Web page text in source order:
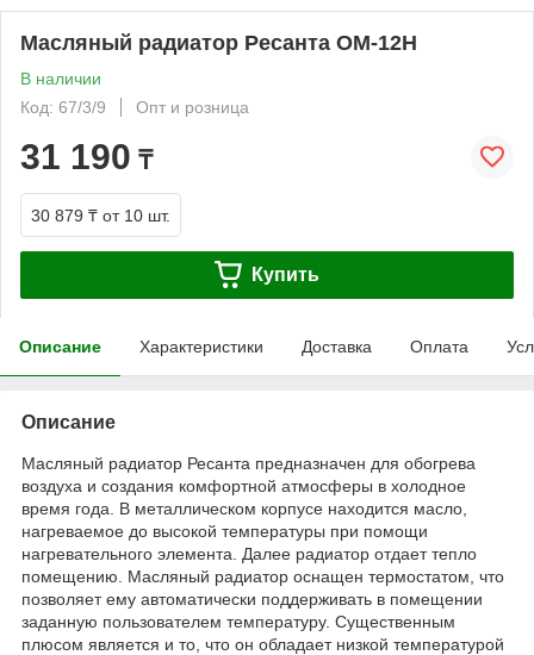
Масляный радиатор Ресанта ОМ-12Н
В наличии
Код: 67/3/9
Опт и розница
31 190 ₸
30 879 ₸ от 10 шт.
Купить
Описание Характеристики Доставка Оплата
Описание
Масляный радиатор Ресанта предназначен для обогрева
воздуха и создания комфортной атмосферы в холодное
время года. В металлическом корпусе находится масло,
нагреваемое до высокой температуры при помощи
нагревательного элемента. Далее радиатор отдает тепло
помещению. Масляный радиатор оснащен термостатом, что
позволяет ему автоматически поддерживать в помещении
заданную пользователем температуру. Существенным
плюсом является и то, что он обладает низкой температурой